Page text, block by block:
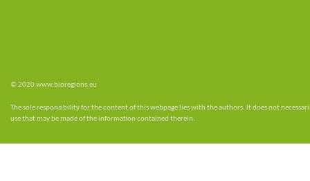
© 2020 www.bioregions.eu
The sole responsibility for the content of this webpage lies with the authors. It does not
use that may be made of the information contained therein.